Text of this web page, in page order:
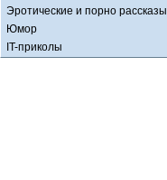
Эротические и порно рассказы
Юмор
IT-приколы